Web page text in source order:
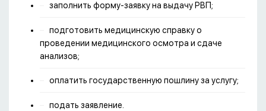
заполнить форму-заявку на выдачу РВП;
подготовить медицинскую справку о
проведении медицинского осмотра и сдаче
анализов;
оплатить государственную пошлину за услугу;
подать заявление.